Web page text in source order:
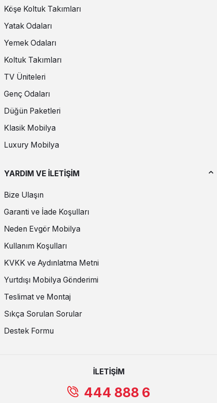
Köşe Koltuk Takımları
Yatak Odaları
Yemek Odaları
Koltuk Takımları
TV Üniteleri
Genç Odaları
Düğün Paketleri
Klasik Mobilya
Luxury Mobilya
YARDIM VE İLETİŞİM
Bize Ulaşın
Garanti ve İade Koşulları
Neden Evgör Mobilya
Kullanım Koşulları
KVKK ve Aydınlatma Metni
Yurtdışı Mobilya Gönderimi
Teslimat ve Montaj
Sıkça Sorulan Sorular
Destek Formu
İLETİŞİM
444 888 6